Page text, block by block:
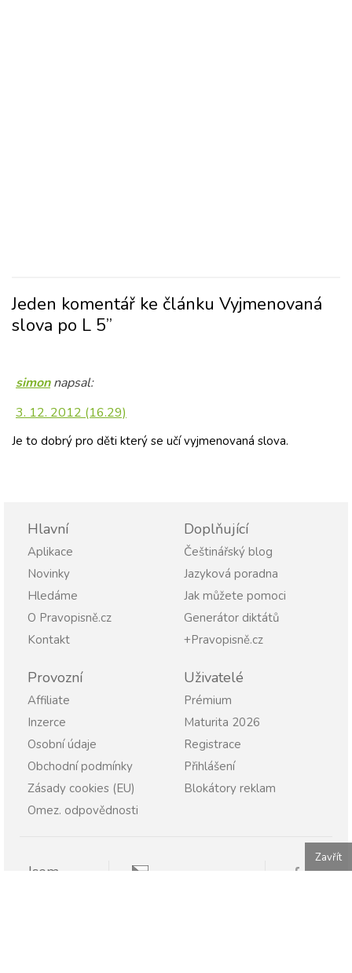
Jeden komentář ke článku Vyjmenovaná
slova po L 5”
simon napsal:
3. 12. 2012 (16.29)
Je to dobrý pro děti který se učí vyjmenovaná slova.
Hlavní
Aplikace
Novinky
Hledáme
O Pravopisně.cz
Kontakt
Doplňující
Češtinářský blog
Jazyková poradna
Jak můžete pomoci
Generátor diktátů
+Pravopisně.cz
Provozní
Affiliate
Inzerce
Osobní údaje
Obchodní podmínky
Zásady cookies (EU)
Omez. odpovědnosti
Uživatelé
Prémium
Maturita 2026
Registrace
Přihlášení
Blokátory reklam
Jsem
Zavřít